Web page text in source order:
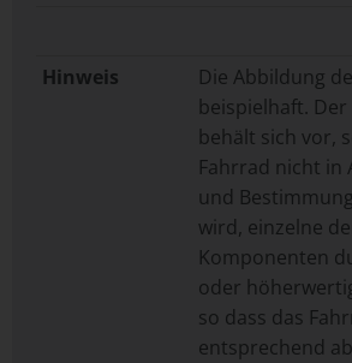
Hinweis
Die Abbildung
beispielhaft.
behält sich vor,
Fahrrad nicht in
und
wird, einzelne
Komponenten
oder
so dass das
entsprechend